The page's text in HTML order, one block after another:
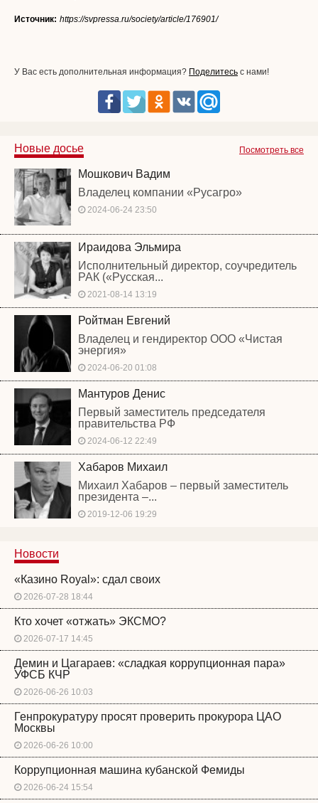
Источник: https://svpressa.ru/society/article/176901/
У Вас есть дополнительная информация? Поделитесь с нами!
Посмотреть все
Новые досье
Мошкович Вадим
Владелец компании «Русагро»
2024-06-24 23:50
Ираидова Эльмира
Исполнительный директор, соучредитель
РАК («Русская...
2021-08-14 13:19
Ройтман Евгений
Владелец и гендиректор ООО «Чистая
энергия»
2024-06-20 01:08
Мантуров Денис
Первый заместитель председателя
правительства РФ
2024-06-12 22:49
Хабаров Михаил
Михаил Хабаров – первый заместитель
президента –...
2019-12-06 19:29
Новости
«Казино Royal»: сдал своих
2026-07-28 18:44
Кто хочет «отжать» ЭКСМО?
2026-07-17 14:45
Демин и Цагараев: «сладкая коррупционная пара»
УФСБ КЧР
2026-06-26 10:03
Генпрокуратуру просят проверить прокурора ЦАО
Москвы
2026-06-26 10:00
Коррупционная машина кубанской Фемиды
2026-06-24 15:54